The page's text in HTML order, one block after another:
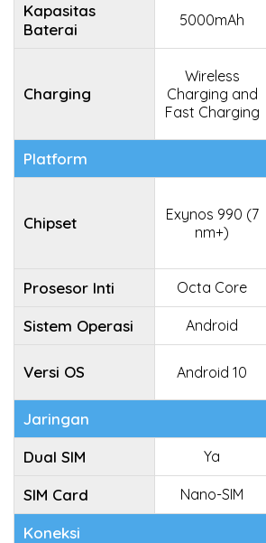
Kapasitas
Baterai
5000mAh
Charging
Wireless
Charging and
Fast Charging
Platform
Chipset
Exynos 990 (7
nm+)
Prosesor Inti Octa Core
Sistem Operasi Android
Versi OS Android 10
Jaringan
Dual SIM
Ya
SIM Card Nano-SIM
Koneksi